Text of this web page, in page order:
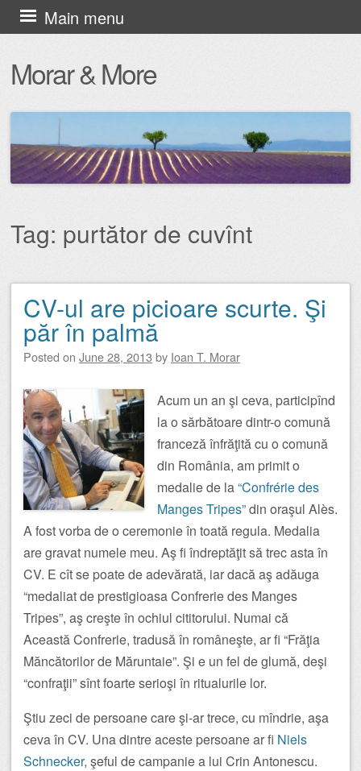
Morar & More
Main menu
Skip
to
content
Tag: purtător de cuvînt
Post navigation
CV-ul are picioare scurte. Şi
păr în palmă
Posted on June 28, 2013 by Ioan T. Morar
Acum un an şi ceva, participînd
la o sărbătoare dintr-o comună
franceză înfrăţită cu o comună
din România, am primit o
medalie de la“Confrérie des
Manges Tripes”din oraşul Alès.
A fost vorba de o ceremonie în toată regula. Medalia
are gravat numele meu. Aş fi îndreptăţit să trec asta în
CV. E cît se poate de adevărată, iar dacă aş adăuga
“medaliat de prestigioasa Confrerie des Manges
Tripes”, aş creşte în ochiul cititorului. Numai că
Această Confrerie, tradusă în româneşte, ar fi “Frăţia
Măncătorilor de Măruntaie”. Şi e un fel de glumă, deşi
“confraţii” sînt foarte serioşi în ritualurile lor.
Ştiu zeci de persoane care şi-ar trece, cu mîndrie, aşa
ceva în CV. Una dintre aceste persoane ar fi Niels
Schnecker, şeful de campanie a lui Crin Antonescu.